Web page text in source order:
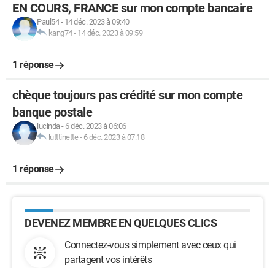
EN COURS, FRANCE sur mon compte bancaire
Paul54- 14 déc. 2023 à 09:40
kang74- 14 déc. 2023 à 09:59
1 réponse
chèque toujours pas crédité sur mon compte
banque postale
lucinda- 6 déc. 2023 à 06:06
lutttinette- 6 déc. 2023 à 07:18
1 réponse
DEVENEZ MEMBRE EN QUELQUES CLICS
Connectez-vous simplement avec ceux qui
partagent vos intérêts